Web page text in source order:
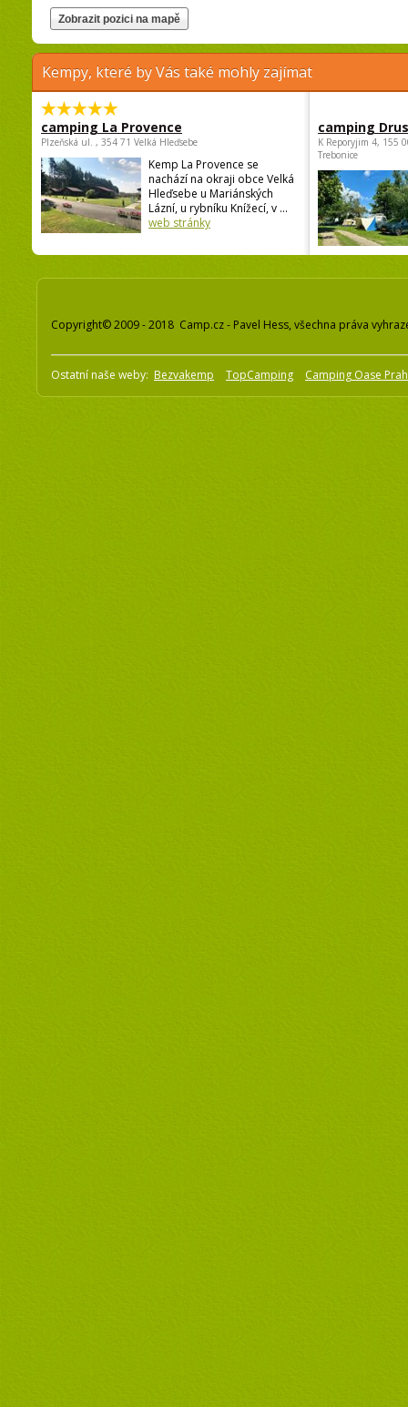
Kempy, které by Vás také mohly zajímat
camping La Provence
Plzeňská ul. , 354 71 Velká Hleďsebe
Kemp La Provence se
nachází na okraji obce Velká
Hleďsebe u Mariánských
Lázní, u rybníku Knížecí, v ...
web stránky
camping
K Reporyjim 4, 155
Trebonice
Copyright© 2009 - 2018 Camp.cz - Pavel Hess, všechna práva
Ostatní naše weby: Bezvakemp TopCamping Camping Oase